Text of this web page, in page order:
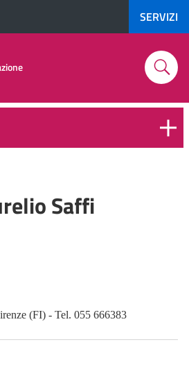
SERVIZI
Saffi
(FI) - Tel. 055 666383